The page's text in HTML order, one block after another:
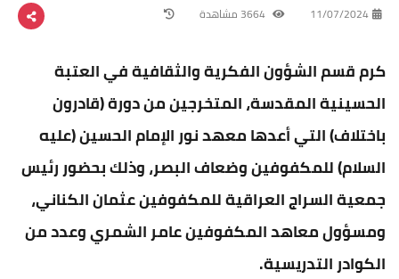
11/07/2024
كرم قسم الشؤون الفكرية والثقافية في العتبة
الحسينية المقدسة، المتخرجين من دورة (قادرون
باختلاف) التي أعدها معهد نور الإمام الحسين (عليه
السلام) للمكفوفين وضعاف البصر، وذلك بحضور رئيس
جمعية السراج العراقية للمكفوفين عثمان الكناني،
ومسؤول معاهد المكفوفين عامر الشمري وعدد من
الكوادر التدريسية.